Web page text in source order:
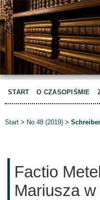
START O CZASOPIŚMIE
Start > No 48 (2019) > Schreiber
Factio
Mariusza